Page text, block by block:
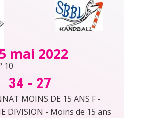
mai 2022
10
34 - 27
MOINS DE 15 ANS F -
DIVISION - Moins de 15 ans